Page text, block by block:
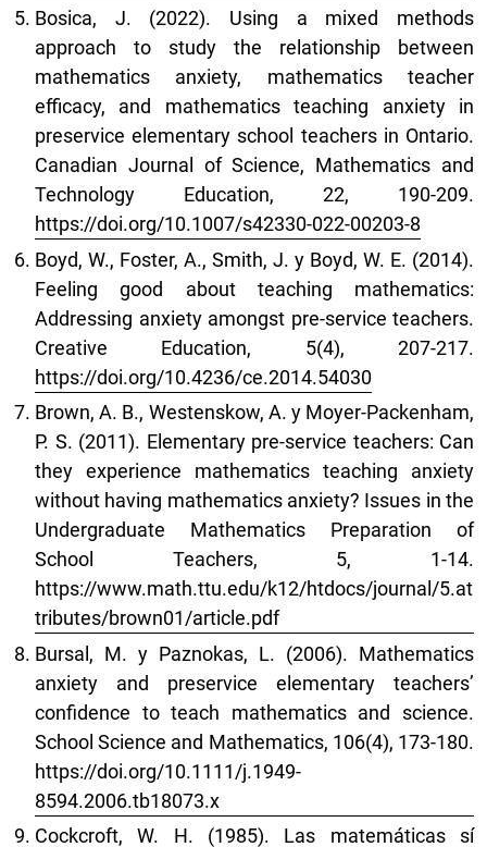
Bosica, J. (2022). Using a mixed methods
approach to study the relationship between
mathematics anxiety, mathematics teacher
efficacy, and mathematics teaching anxiety in
preservice elementary school teachers in Ontario.
Canadian Journal of Science, Mathematics and
Technology Education, 22, 190-209.
https://doi.org/10.1007/s42330-022-00203-8
Boyd, W., Foster, A., Smith, J. y Boyd, W. E. (2014).
Feeling good about teaching mathematics:
Addressing anxiety amongst pre-service teachers.
Creative Education, 5(4), 207-217.
https://doi.org/10.4236/ce.2014.54030
Brown, A. B., Westenskow, A. y Moyer-Packenham,
P. S. (2011). Elementary pre-service teachers: Can
they experience mathematics teaching anxiety
without having mathematics anxiety? Issues in the
Undergraduate Mathematics Preparation of
School Teachers, 5, 1-14.
https://www.math.ttu.edu/k12/htdocs/journal/5.at
tributes/brown01/article.pdf
Bursal, M. y Paznokas, L. (2006). Mathematics
anxiety and preservice elementary teachers’
confidence to teach mathematics and science.
School Science and Mathematics, 106(4), 173-180.
https://doi.org/10.1111/j.1949-
8594.2006.tb18073.x
Cockcroft, W. H. (1985). Las matemáticas sí